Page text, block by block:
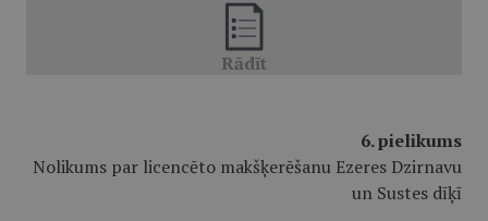
6. pielikums
Nolikums par licencēto makšķerēšanu Ezeres Dzirnavu
un Sustes dīķī